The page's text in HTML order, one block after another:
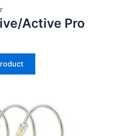
Active Pro